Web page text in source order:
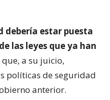
debería estar puesta
las leyes que ya han
que, a su juicio,
políticas de seguridad
anterior.